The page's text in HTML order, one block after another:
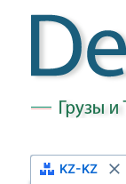
KZ-KZ